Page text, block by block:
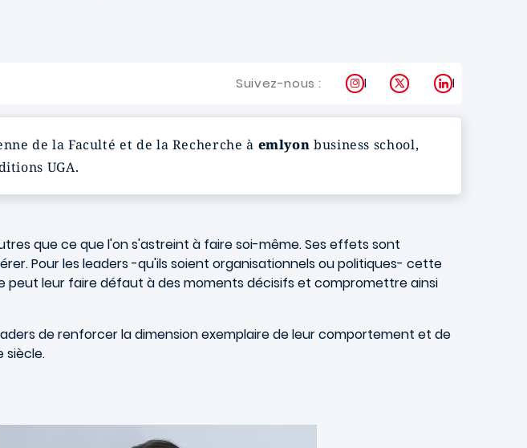
Suivez-nous : Instagram
X LinkedIn
de la Faculté et de la Recherche à emlyon business school,
UGA.
que ce que l'on s'astreint à faire soi-même. Ses effets sont
Pour les leaders -qu'ils soient organisationnels ou politiques- cette
peut leur faire défaut à des moments décisifs et compromettre ainsi
de renforcer la dimension exemplaire de leur comportement et de
siècle.